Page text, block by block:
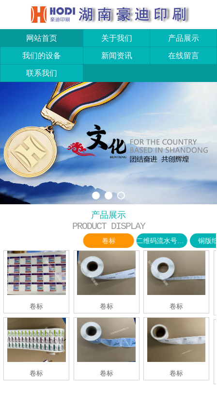
网站首页 关于我们 产品展示
我们的设备 新闻资讯 在线留言
联系我们
产品展示
PRODUCT DISPLAY
卷标 二维码流水号标签 铜版
卷标 卷标 卷标
卷标 卷标 卷标